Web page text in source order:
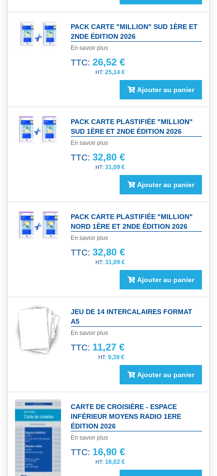
PACK CARTE "MILLION" SUD 1ÈRE ET
2NDE ÉDITION 2026
En savoir plus
TTC: 26,52 €
25,14 €
Ajouter au panier
PACK CARTE PLASTIFIÉE "MILLION"
SUD 1ÈRE ET 2NDE ÉDITION 2026
En savoir plus
TTC: 32,80 €
31,09 €
Ajouter au panier
PACK CARTE PLASTIFIÉE "MILLION"
NORD 1ÈRE ET 2NDE ÉDITION 2026
En savoir plus
TTC: 32,80 €
31,09 €
Ajouter au panier
JEU DE 14 INTERCALAIRES FORMAT
A5
En savoir plus
TTC: 11,27 €
9,39 €
Ajouter au panier
CARTE DE CROISIÈRE - ESPACE
INFÉRIEUR MOYENS RADIO 1ERE
ÉDITION 2026
En savoir plus
TTC: 16,90 €
16,02 €